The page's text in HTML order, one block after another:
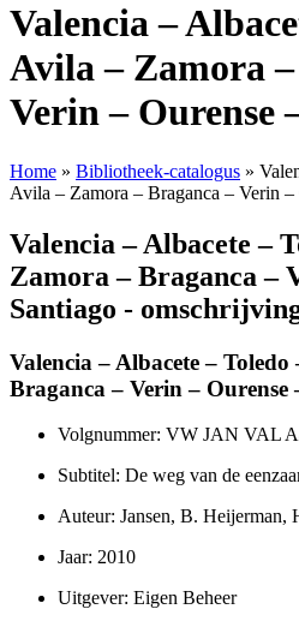
Valencia –
Avila – Zamora
Verin – Ourense
Home » Bibliotheek-catalogus »
Avila – Zamora – Braganca – Verin –
Valencia – Albacete –
Zamora – Braganca –
Santiago -
Valencia – Albacete –
Braganca – Verin –
Volgnummer: VW JAN VAL
Subtitel: De weg van de
Auteur: Jansen, B. Heijerman,
Jaar: 2010
Uitgever: Eigen Beheer